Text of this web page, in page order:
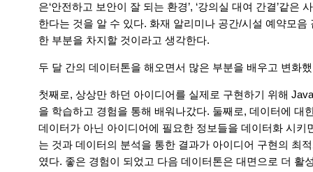
은‘안전하고 보안이 잘 되는 환경’, ‘강의실 대여 간결’같
한다는 것을 알 수 있다. 화재 알리미나 공간/시설 예약모
한 부분을 차지할 것이라고 생각한다.
두 달 간의 데이터톤을 해오면서 많은 부분을 배우고 변화
첫째로, 상상만 하던 아이디어를 실제로 구현하기 위해
을 학습하고 경험을 통해 배워나갔다. 둘째로, 데이터에 대
데이터가 아닌 아이디어에 필요한 정보들을 데이터화 시
는 것과 데이터의 분석을 통한 결과가 아이디어 구현의 최
였다. 좋은 경험이 되었고 다음 데이터톤은 대면으로 더 활